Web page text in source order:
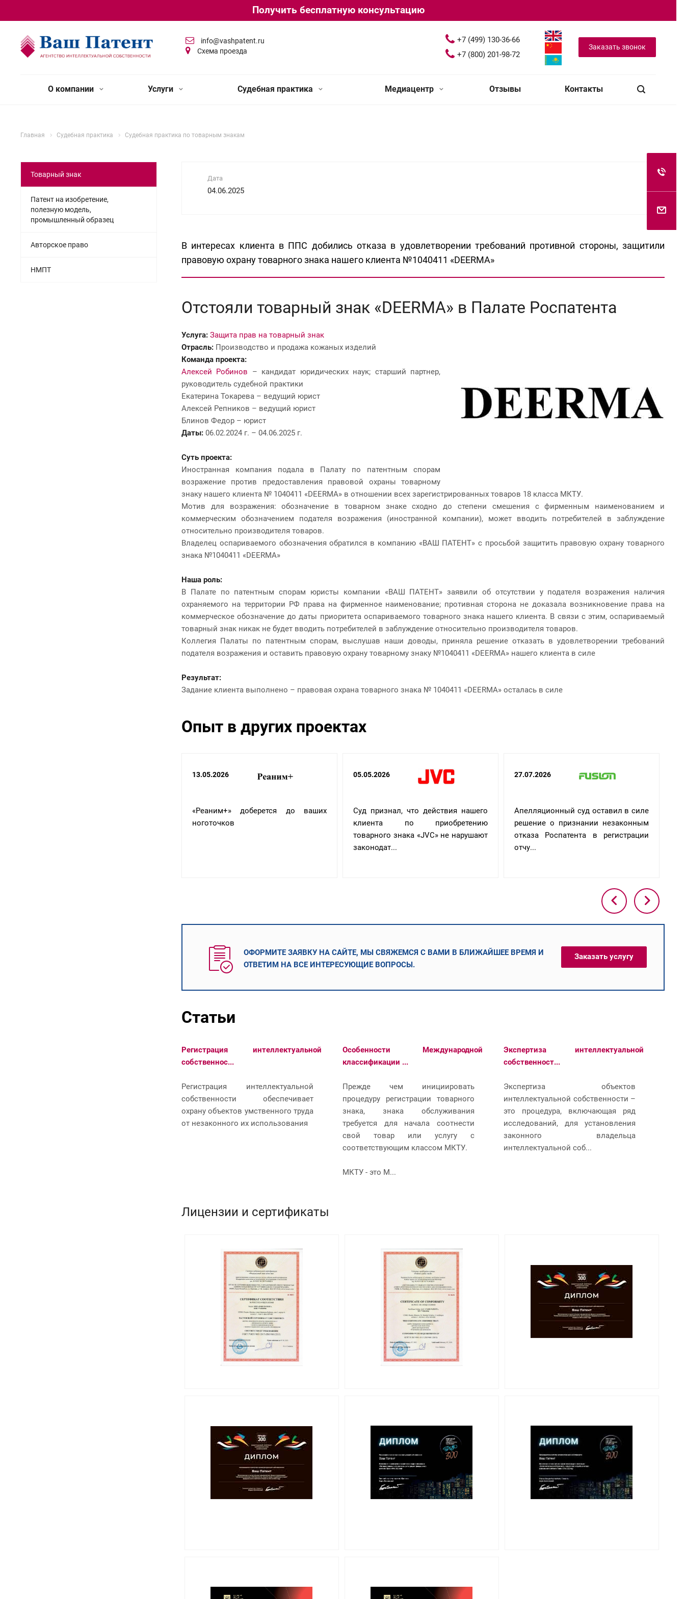
Получить бесплатную консультацию
info@vashpatent.ru
Схема проезда
+7 (499) 130-36-66
+7 (800) 201-98-72
Заказать звонок
О компании Услуги Судебная практика Медиацентр Отзывы Контакты
Главная Судебная практика Судебная практика по товарным знакам
Дата
04.06.2025
В интересах клиента в ППС добились отказа в удовлетворении требований противной стороны, защитили
правовую охрану товарного знака нашего клиента №1040411 «DEERMA»
Отстояли товарный знак «DEERMA» в Палате Роспатента
Услуга: Защита прав на товарный знак
Отрасль: Производство и продажа кожаных изделий
Команда проекта:
Алексей Робинов – кандидат юридических наук; старший партнер,
руководитель судебной практики
Екатерина Токарева – ведущий юрист
Алексей Репников – ведущий юрист
Блинов Федор – юрист
Даты: 06.02.2024 г. – 04.06.2025 г.
Суть проекта:
Иностранная компания подала в Палату по патентным спорам
возражение против предоставления правовой охраны товарному
знаку нашего клиента № 1040411 «DEERMA» в отношении всех зарегистрированных товаров 18 класса МКТУ.
Мотив для возражения: обозначение в товарном знаке сходно до степени смешения с фирменным наименованием и
коммерческим обозначением подателя возражения (иностранной компании), может вводить потребителей в заблуждение
относительно производителя товаров.
Владелец оспариваемого обозначения обратился в компанию «ВАШ ПАТЕНТ» с просьбой защитить правовую охрану товарного
знака №1040411 «DEERMA»
Наша роль:
В Палате по патентным спорам юристы компании «ВАШ ПАТЕНТ» заявили об отсутствии у подателя возражения наличия
охраняемого на территории РФ права на фирменное наименование; противная сторона не доказала возникновение права на
коммерческое обозначение до даты приоритета оспариваемого товарного знака нашего клиента. В связи с этим, оспариваемый
товарный знак никак не будет вводить потребителей в заблуждение относительно производителя товаров.
Коллегия Палаты по патентным спорам, выслушав наши доводы, приняла решение отказать в удовлетворении требований
подателя возражения и оставить правовую охрану товарному знаку №1040411 «DEERMA» нашего клиента в силе
Результат:
Задание клиента выполнено – правовая охрана товарного знака № 1040411 «DEERMA» осталась в силе
Опыт в других проектах
13.05.2026
«Реаним+» доберется до ваших
ноготочков
05.05.2026
Суд признал, что действия нашего
клиента по приобретению
товарного знака «JVC» не нарушают
законодат...
27.07.2026
Апелляционный суд оставил в силе
решение о признании незаконным
отказа Роспатента в регистрации
отчу...
ОФОРМИТЕ ЗАЯВКУ НА САЙТЕ, МЫ СВЯЖЕМСЯ С ВАМИ В БЛИЖАЙШЕЕ ВРЕМЯ И
ОТВЕТИМ НА ВСЕ ИНТЕРЕСУЮЩИЕ ВОПРОСЫ.
Заказать услугу
Статьи
Регистрация интеллектуальной
собственнос...
Регистрация интеллектуальной
собственности обеспечивает
охрану объектов умственного труда
от незаконного их использования
Особенности Международной
классификации ...
Прежде чем инициировать
процедуру регистрации товарного
знака, знака обслуживания
требуется для начала соотнести
свой товар или услугу с
соответствующим классом МКТУ.
МКТУ - это М...
Экспертиза интеллектуальной
собственност...
Экспертиза объектов
интеллектуальной собственности –
это процедура, включающая ряд
исследований, для установления
законного владельца
интеллектуальной соб...
Лицензии и сертификаты
Товарный знак
Патент на изобретение,
полезную модель,
промышленный образец
Авторское право
НМПТ